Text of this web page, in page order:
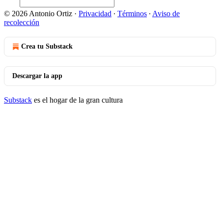
© 2026 Antonio Ortiz · Privacidad ∙ Términos ∙ Aviso de
recolección
Crea tu Substack
Descargar la app
Substack es el hogar de la gran cultura